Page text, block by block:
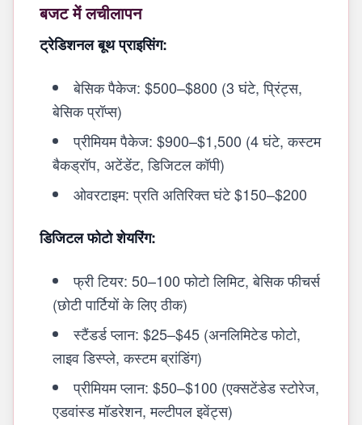
बजट में लचीलापन
ट्रेडिशनल बूथ प्राइसिंग:
बेसिक पैकेज: $500–$800 (3 घंटे, प्रिंट्स,
बेसिक प्रॉप्स)
प्रीमियम पैकेज: $900–$1,500 (4 घंटे, कस्टम
बैकड्रॉप, अटेंडेंट, डिजिटल कॉपी)
ओवरटाइम: प्रति अतिरिक्त घंटे $150–$200
डिजिटल फोटो शेयरिंग:
फ्री टियर: 50–100 फोटो लिमिट, बेसिक फीचर्स
(छोटी पार्टियों के लिए ठीक)
स्टैंडर्ड प्लान: $25–$45 (अनलिमिटेड फोटो,
लाइव डिस्प्ले, कस्टम ब्रांडिंग)
प्रीमियम प्लान: $50–$100 (एक्सटेंडेड स्टोरेज,
एडवांस्ड मॉडरेशन, मल्टीपल इवेंट्स)